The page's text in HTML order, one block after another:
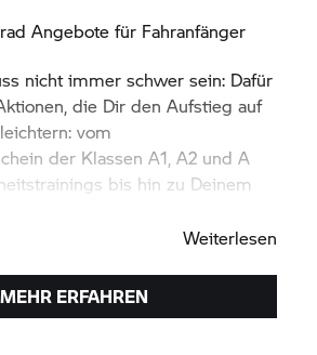
Angebote für Fahranfänger
nicht immer schwer sein: Dafür
die Dir den Aufstieg auf
vom
der Klassen A1, A2 und A
bis hin zu Deinem
Weiterlesen
MEHR ERFAHREN